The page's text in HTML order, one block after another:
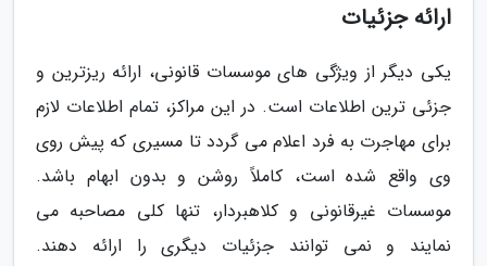
ارائه جزئیات
یکی دیگر از ویژگی های موسسات قانونی، ارائه ریزترین و
جزئی ترین اطلاعات است. در این مراکز، تمام اطلاعات لازم
برای مهاجرت به فرد اعلام می گردد تا مسیری که پیش روی
وی واقع شده است، کاملاً روشن و بدون ابهام باشد.
موسسات غیرقانونی و کلاهبردار، تنها کلی مصاحبه می
نمایند و نمی توانند جزئیات دیگری را ارائه دهند.